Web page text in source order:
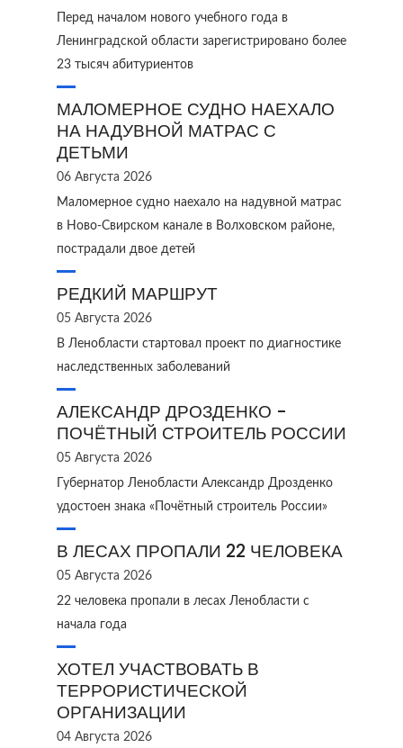
Перед началом нового учебного года в
Ленинградской области зарегистрировано более
23 тысяч абитуриентов
МАЛОМЕРНОЕ СУДНО НАЕХАЛО
НА НАДУВНОЙ МАТРАС С
ДЕТЬМИ
06 Августа 2026
Маломерное судно наехало на надувной матрас
в Ново‑Свирском канале в Волховском районе,
пострадали двое детей
РЕДКИЙ МАРШРУТ
05 Августа 2026
В Ленобласти стартовал проект по диагностике
наследственных заболеваний
АЛЕКСАНДР ДРОЗДЕНКО -
ПОЧЁТНЫЙ СТРОИТЕЛЬ РОССИИ
05 Августа 2026
Губернатор Ленобласти Александр Дрозденко
удостоен знака «Почётный строитель России»
В ЛЕСАХ ПРОПАЛИ 22 ЧЕЛОВЕКА
05 Августа 2026
22 человека пропали в лесах Ленобласти с
начала года
ХОТЕЛ УЧАСТВОВАТЬ В
ТЕРРОРИСТИЧЕСКОЙ
ОРГАНИЗАЦИИ
04 Августа 2026